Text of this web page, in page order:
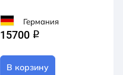
Германия
15700 q
В корзину